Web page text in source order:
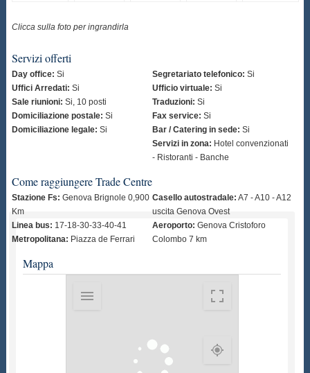
Clicca sulla foto per ingrandirla
Servizi offerti
Day office: Si
Uffici Arredati: Si
Sale riunioni: Si, 10 posti
Domiciliazione postale: Si
Domiciliazione legale: Si
Segretariato telefonico: Si
Ufficio virtuale: Si
Traduzioni: Si
Fax service: Si
Bar / Catering in sede: Si
Servizi in zona: Hotel convenzionati
- Ristoranti - Banche
Come raggiungere Trade Centre
Stazione Fs: Genova Brignole 0,900
Km
Linea bus: 17-18-30-33-40-41
Metropolitana: Piazza de Ferrari
Casello autostradale: A7 - A10 - A12
uscita Genova Ovest
Aeroporto: Genova Cristoforo
Colombo 7 km
Mappa